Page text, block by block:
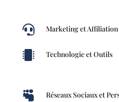
 Marketing et Affiliation
 Technologie et Outils
 Réseaux Sociaux et